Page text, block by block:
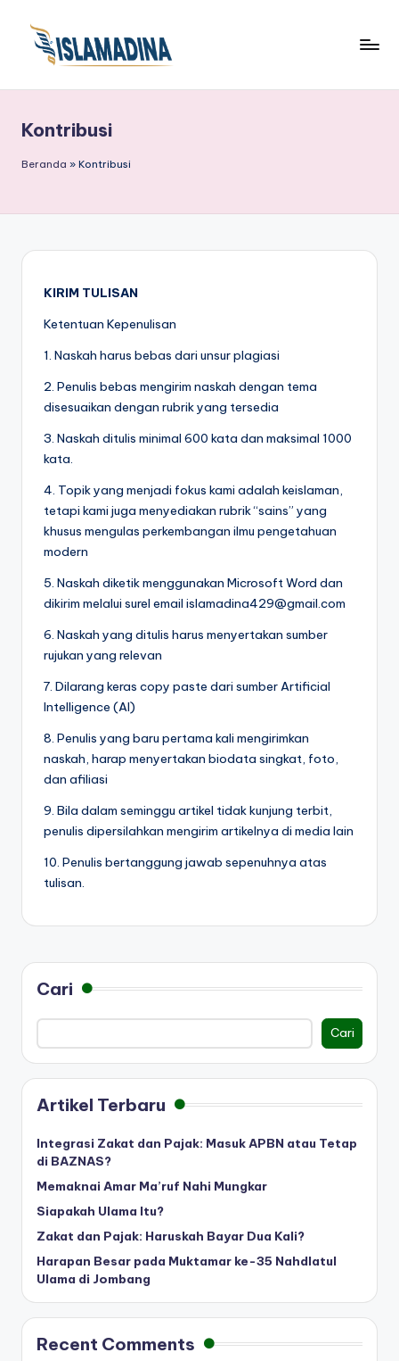
Kontribusi
Beranda » Kontribusi
KIRIM TULISAN
Ketentuan Kepenulisan
1. Naskah harus bebas dari unsur plagiasi
2. Penulis bebas mengirim naskah dengan tema
disesuaikan dengan rubrik yang tersedia
3. Naskah ditulis minimal 600 kata dan maksimal 1000
kata.
4. Topik yang menjadi fokus kami adalah keislaman,
tetapi kami juga menyediakan rubrik “sains” yang
khusus mengulas perkembangan ilmu pengetahuan
modern
5. Naskah diketik menggunakan Microsoft Word dan
dikirim melalui surel email islamadina429@gmail.com
6. Naskah yang ditulis harus menyertakan sumber
rujukan yang relevan
7. Dilarang keras copy paste dari sumber Artificial
Intelligence (AI)
8. Penulis yang baru pertama kali mengirimkan
naskah, harap menyertakan biodata singkat, foto,
dan afiliasi
9. Bila dalam seminggu artikel tidak kunjung terbit,
penulis dipersilahkan mengirim artikelnya di media lain
10. Penulis bertanggung jawab sepenuhnya atas
tulisan.
Cari
Cari
Artikel Terbaru
Integrasi Zakat dan Pajak: Masuk APBN atau Tetap
di BAZNAS?
Memaknai Amar Ma’ruf Nahi Mungkar
Siapakah Ulama Itu?
Zakat dan Pajak: Haruskah Bayar Dua Kali?
Harapan Besar pada Muktamar ke-35 Nahdlatul
Ulama di Jombang
Recent Comments